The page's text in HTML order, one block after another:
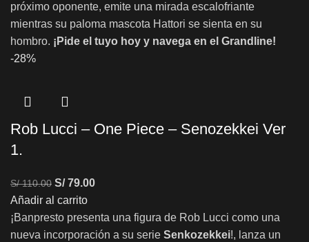
próximo oponente, emite una mirada escalofriante
mientras su paloma mascota Hattori se sienta en su
hombro. ¡Pide el tuyo hoy y navega en el Grandline!
-28%
Rob Lucci – One Piece – Senozekkei Ver
1.
S/110.00 S/79.00
Añadir al carrito
¡Banpresto presenta una figura de Rob Lucci como una
nueva incorporación a su serie Senkozekkei!, lanza un